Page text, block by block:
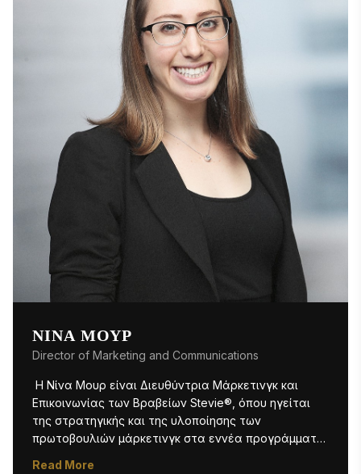
Μάρκετινγκ από τη Σχολή Διοίκησης Wallace E.
Carroll του Boston College.
ΝΊΝΑ ΜΟΥΡ
Director of Marketing and Communications
Η Νίνα Μουρ είναι Διευθύντρια Μάρκετινγκ και
Επικοινωνίας των Βραβείων Stevie®, όπου ηγείται
της στρατηγικής και της υλοποίησης των
πρωτοβουλιών μάρκετινγκ στα εννέα προγράμματα
Read More